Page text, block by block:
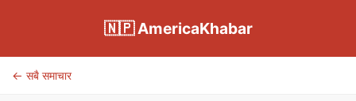
🇳🇵 AmericaKhabar
← सबै समाचार